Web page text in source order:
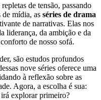
de tensão, passando
de mídia, as séries de drama
de narrativas. Elas nos
liderança, da ambição e da
de nosso sofá.
são estudos profundos
nove séries oferece uma
à reflexão sobre as
Agora, a escolha é sua:
explorar primeiro?